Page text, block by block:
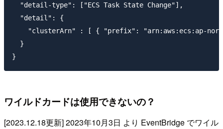
  "detail-type": ["ECS Task State Change"],
  "detail": {
"clusterArn" : [ { "prefix": "arn:aws:ecs:ap-
  }
ワイルドカードは使用できないの？
[2023.12.18更新] 2023年10月3日 より EventBridge でワイル